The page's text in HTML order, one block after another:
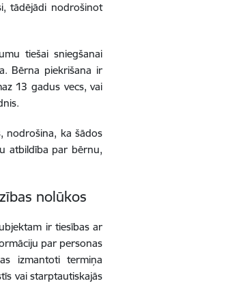
tādējādi nodrošinot
tiešai sniegšanai
Bērna piekrišana ir
13 gadus vecs, vai
nodrošina, ka šādos
atbildība par bērnu,
nolūkos
ir tiesības ar
par personas
izmantoti termiņa
vai starptautiskajās